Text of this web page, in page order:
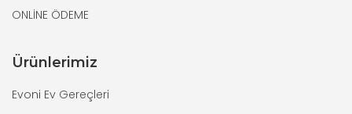
ONLİNE ÖDEME
Ürünlerimiz
Evoni Ev Gereçleri